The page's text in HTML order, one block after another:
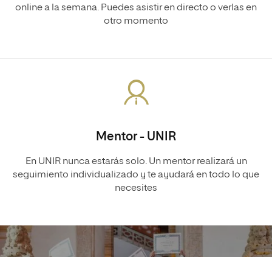
online a la semana. Puedes asistir en directo o verlas en
otro momento
Mentor - UNIR
En UNIR nunca estarás solo. Un mentor realizará un
seguimiento individualizado y te ayudará en todo lo que
necesites